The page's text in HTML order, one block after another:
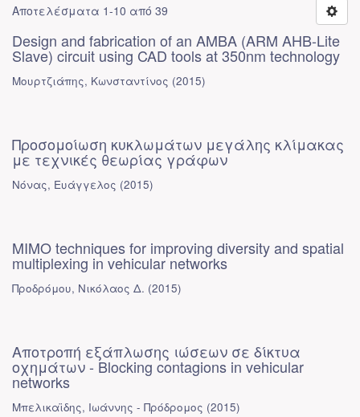
Αποτελέσματα 1-10 από 39
Design and fabrication of an AMBA (ARM AHB-Lite
Slave) circuit using CAD tools at 350nm technology
Μουρτζιάπης, Κωνσταντίνος (2015)
Προσομοίωση κυκλωμάτων μεγάλης κλίμακας
με τεχνικές θεωρίας γράφων
Νόνας, Ευάγγελος (2015)
MIMO techniques for improving diversity and spatial
multiplexing in vehicular networks
Προδρόμου, Νικόλαος Δ. (2015)
Αποτροπή εξάπλωσης ιώσεων σε δίκτυα
οχημάτων - Blocking contagions in vehicular
networks
Μπελικαϊδης, Ιωάννης - Πρόδρομος (2015)